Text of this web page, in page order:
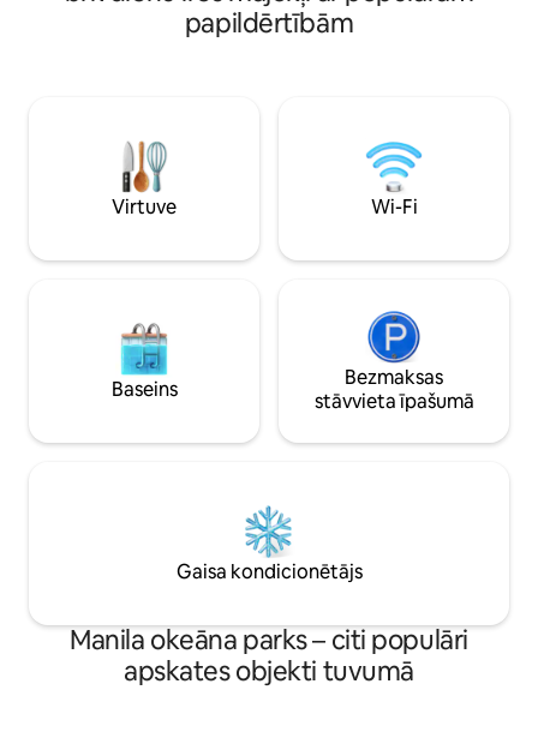
tā unikālo, īpašo raksturu. Ideāli
piemērots fotogēniskai boutique
līdz svētdienai,
Baseins būs
laikā (pirmdien)
papildērtībām
Virtuve Wi-Fi
Baseins
Bezmaksas
stāvvieta īpašumā
Gaisa kondicionētājs
Manila okeāna parks – citi populāri
apskates objekti tuvumā